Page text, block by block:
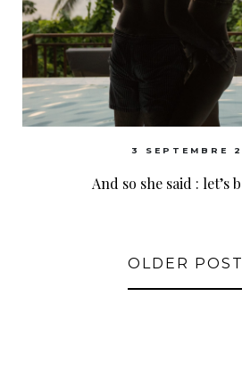
3 SEPTEMBRE
And so she said : let’s
OLDER